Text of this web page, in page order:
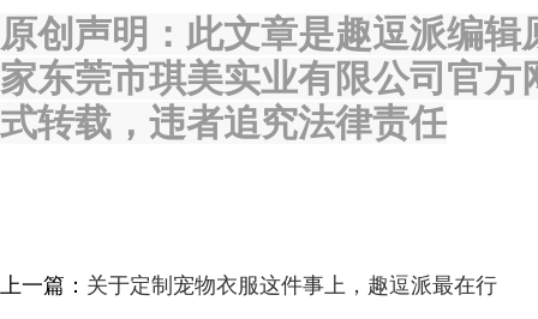
原创声明：此文章是趣逗派编
家东莞市琪美实业有限公司官
式转载，违者追究法律责任
上一篇： 关于定制宠物衣服这件事上，趣逗派最在行